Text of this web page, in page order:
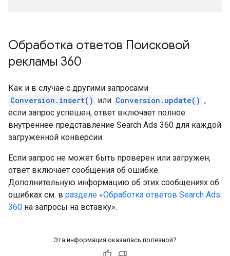
Обработка ответов Поисковой
рекламы 360
Как и в случае с другими запросами
Conversion.insert() или Conversion.update() ,
если запрос успешен, ответ включает полное
внутреннее представление Search Ads 360 для каждой
загруженной конверсии.
Если запрос не может быть проверен или загружен,
ответ включает сообщения об ошибке.
Дополнительную информацию об этих сообщениях об
ошибках см. в разделе «Обработка ответов Search Ads
360 на запросы на вставку».
Эта информация оказалась полезной?